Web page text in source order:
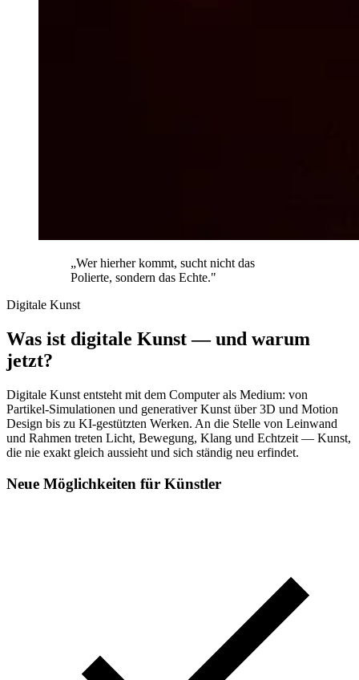
„Wer hierher kommt, sucht nicht das
Polierte, sondern das Echte."
Digitale Kunst
Was ist digitale Kunst — und warum
jetzt?
Digitale Kunst entsteht mit dem Computer als Medium: von
Partikel-Simulationen und generativer Kunst über 3D und Motion
Design bis zu KI-gestützten Werken. An die Stelle von Leinwand
und Rahmen treten Licht, Bewegung, Klang und Echtzeit — Kunst,
die nie exakt gleich aussieht und sich ständig neu erfindet.
Neue Möglichkeiten für Künstler